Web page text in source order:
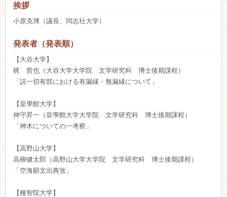
挨拶
小原克博（議長、同志社大学）
発表者（発表順）
【大谷大学】
梶 哲也（大谷大学大学院 文学研究科 博士後期課程）
「説一切有部における有漏縁・無漏縁について」
【皇學館大学】
神守昇一（皇學館大学大学院 文学研究科 博士後期課程）
「神木についての一考察」
【高野山大学】
高柳健太郎（高野山大学大学院 文学研究科 博士後期課程）
「空海願文出典攷」
【種智院大学】